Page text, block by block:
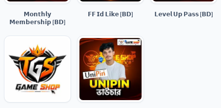
𝗠𝗼𝗻𝘁𝗵𝗹𝘆
𝗠𝗲𝗺𝗯𝗲𝗿𝘀𝗵𝗶𝗽 [𝗕𝗗]
𝗙𝗙 𝗜𝗱 𝗟𝗶𝗸𝗲 [𝗕𝗗] 𝗟𝗲𝘃𝗲𝗹 𝗨𝗽 𝗣𝗮𝘀𝘀 [𝗕𝗗]